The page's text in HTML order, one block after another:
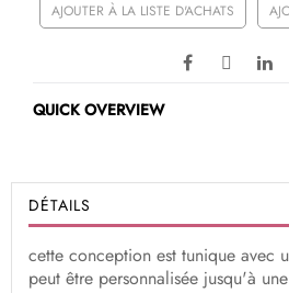
AJOUTER À LA LISTE D'ACHATS
QUICK OVERVIEW
DÉTAILS
cette conception est tunique avec
peut être personnalisée jusqu'à